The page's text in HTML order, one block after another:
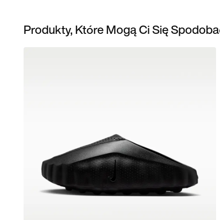
Produkty, Które Mogą Ci Się